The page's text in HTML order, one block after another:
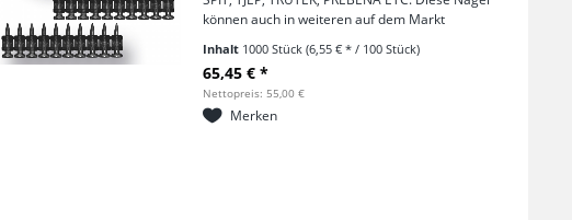
können auch in weiteren auf dem Markt
handelt sich um gehärtete...
Inhalt 1000 Stück(6,55 € * / 100 Stück)
65,45 € *
Nettopreis: 55,00 €
Merken